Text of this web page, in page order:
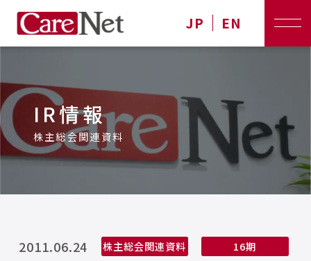
JP EN
IR情報
株主総会関連資料
2011.06.24 株主総会関連資料 16期